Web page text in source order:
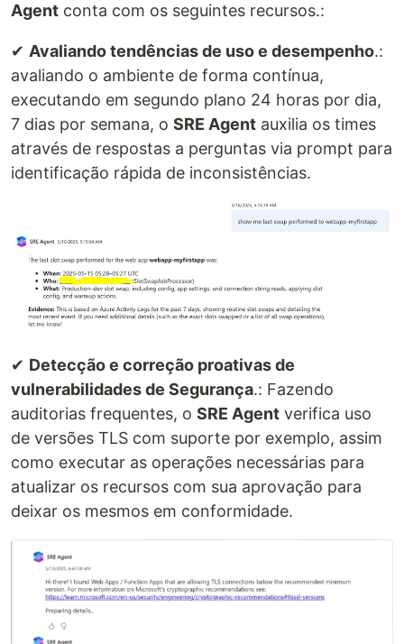
Agent conta com os seguintes recursos.:
✔ Avaliando tendências de uso e desempenho.:
avaliando o ambiente de forma contínua,
executando em segundo plano 24 horas por dia,
7 dias por semana, o SRE Agent auxilia os times
através de respostas a perguntas via prompt para
identificação rápida de inconsistências.
✔ Detecção e correção proativas de
vulnerabilidades de Segurança.: Fazendo
auditorias frequentes, o SRE Agent verifica uso
de versões TLS com suporte por exemplo, assim
como executar as operações necessárias para
atualizar os recursos com sua aprovação para
deixar os mesmos em conformidade.